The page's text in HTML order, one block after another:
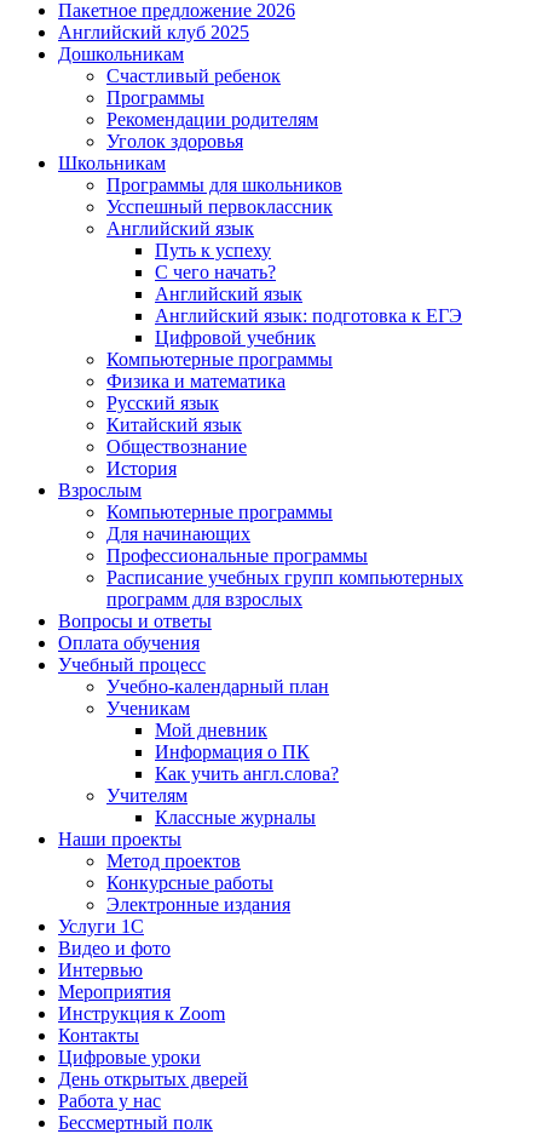
Пакетное предложение 2026
Английский клуб 2025
Дошкольникам
Счастливый ребенок
Программы
Рекомендации родителям
Уголок здоровья
Школьникам
Программы для школьников
Усспешный первоклассник
Английский язык
Путь к успеху
С чего начать?
Английский язык
Английский язык: подготовка к ЕГЭ
Цифровой учебник
Компьютерные программы
Физика и математика
Русский язык
Китайский язык
Обществознание
История
Взрослым
Компьютерные программы
Для начинающих
Профессиональные программы
Расписание учебных групп компьютерных
программ для взрослых
Вопросы и ответы
Оплата обучения
Учебный процесс
Учебно-календарный план
Ученикам
Мой дневник
Информация о ПК
Как учить англ.слова?
Учителям
Классные журналы
Наши проекты
Метод проектов
Конкурсные работы
Электронные издания
Услуги 1C
Видео и фото
Интервью
Мероприятия
Инструкция к Zoom
Контакты
Цифровые уроки
День открытых дверей
Работа у нас
Бессмертный полк